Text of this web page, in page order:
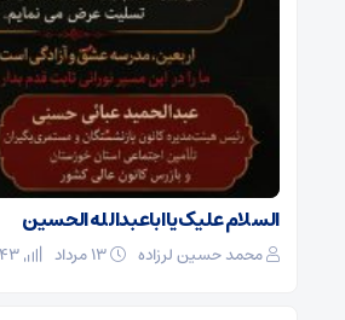
السلام علیک یا اباعبدالله الحسین
محمد حسین لرزاده